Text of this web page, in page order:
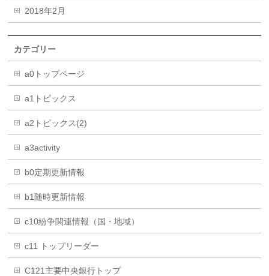
2018年2月
カテゴリー
a0トップページ
a1トピックス
a2トピックス(2)
a3activity
b0定期更新情報
b1随時更新情報
c10紛争関連情報（国・地域）
c11 トップリーダー
C121主要中央銀行トップ